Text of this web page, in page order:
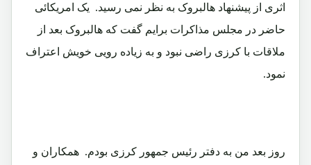
اثری از پیشنهاد هالبروک به نظر نمی رسید. یک امریکائی
حاضر در مجلس مذاکرات برایم گفت که هالبروک بعد از
ملاقات با کرزی راضی نبود و به زیاده رویی خویش اعتراف
نمود.
روز بعد من به دفتر رئیس جمهور کرزی بودم. همکاران و